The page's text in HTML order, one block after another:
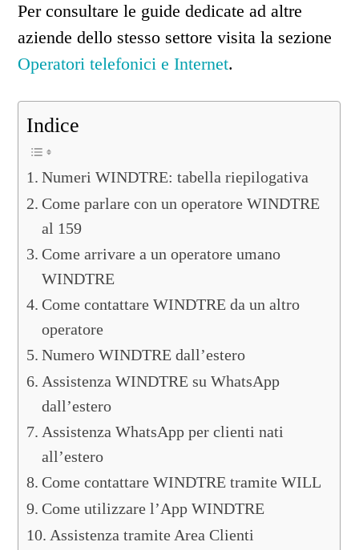
Per consultare le guide dedicate ad altre
aziende dello stesso settore visita la sezione
Operatori telefonici e Internet.
Indice
Numeri WINDTRE: tabella riepilogativa
Come parlare con un operatore WINDTRE
al 159
Come arrivare a un operatore umano
WINDTRE
Come contattare WINDTRE da un altro
operatore
Numero WINDTRE dall’estero
Assistenza WINDTRE su WhatsApp
dall’estero
Assistenza WhatsApp per clienti nati
all’estero
Come contattare WINDTRE tramite WILL
Come utilizzare l’App WINDTRE
Assistenza tramite Area Clienti